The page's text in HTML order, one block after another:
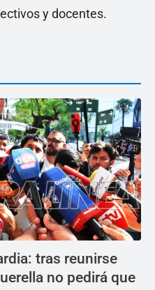
y docentes.
tras reunirse
no pedirá que